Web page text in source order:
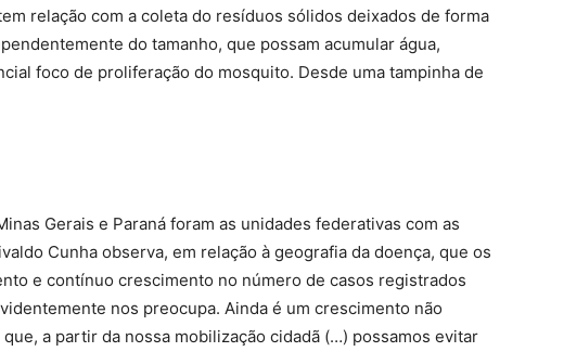
relação com a coleta do resíduos sólidos deixados de forma
do tamanho, que possam acumular água,
foco de proliferação do mosquito. Desde uma tampinha de
Gerais e Paraná foram as unidades federativas com as
Cunha observa, em relação à geografia da doença, que os
e contínuo crescimento no número de casos registrados
nos preocupa. Ainda é um crescimento não
a partir da nossa mobilização cidadã (…) possamos evitar